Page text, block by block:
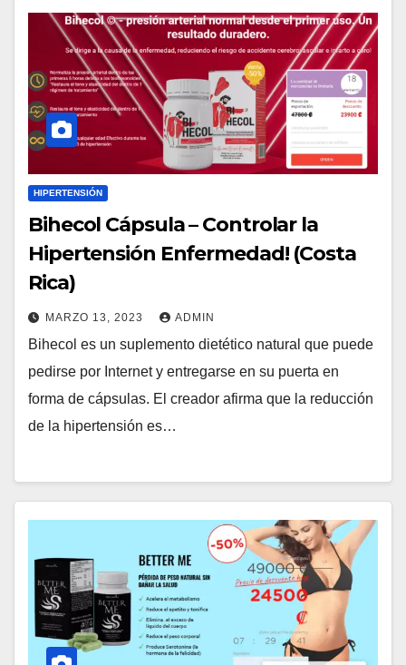
HIPERTENSIÓN
Bihecol Cápsula – Controlar la
Hipertensión Enfermedad! (Costa
Rica)
MARZO 13, 2023 ADMIN
Bihecol es un suplemento dietético natural que puede
pedirse por Internet y entregarse en su puerta en
forma de cápsulas. El creador afirma que la reducción
de la hipertensión es…